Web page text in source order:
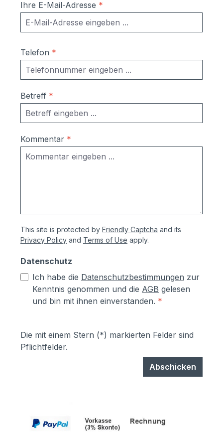
Ihre E-Mail-Adresse *
Telefon *
Betreff *
Kommentar *
This site is protected by Friendly Captcha and its
Privacy Policy and Terms of Use apply.
Datenschutz
Ich habe die Datenschutzbestimmungen zur
Kenntnis genommen und die AGB gelesen
und bin mit ihnen einverstanden. *
Die mit einem Stern (*) markierten Felder sind
Pflichtfelder.
Abschicken